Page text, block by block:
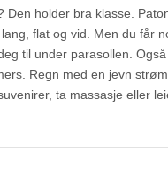
Den holder bra klasse.
flat og vid. Men du får
til under parasollen.
Regn med en jevn
ta massasje eller